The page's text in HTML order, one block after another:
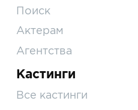
Поиск
Актерам
Агентства
Кастинги
Все кастинги